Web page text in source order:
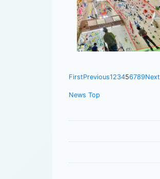
FirstPrevious123456789Next
News Top